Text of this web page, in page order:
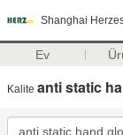
Shanghai
Ev
Kalite anti static